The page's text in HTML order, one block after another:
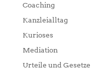
Coaching
Kanzleialltag
Kurioses
Mediation
Urteile und Gesetze